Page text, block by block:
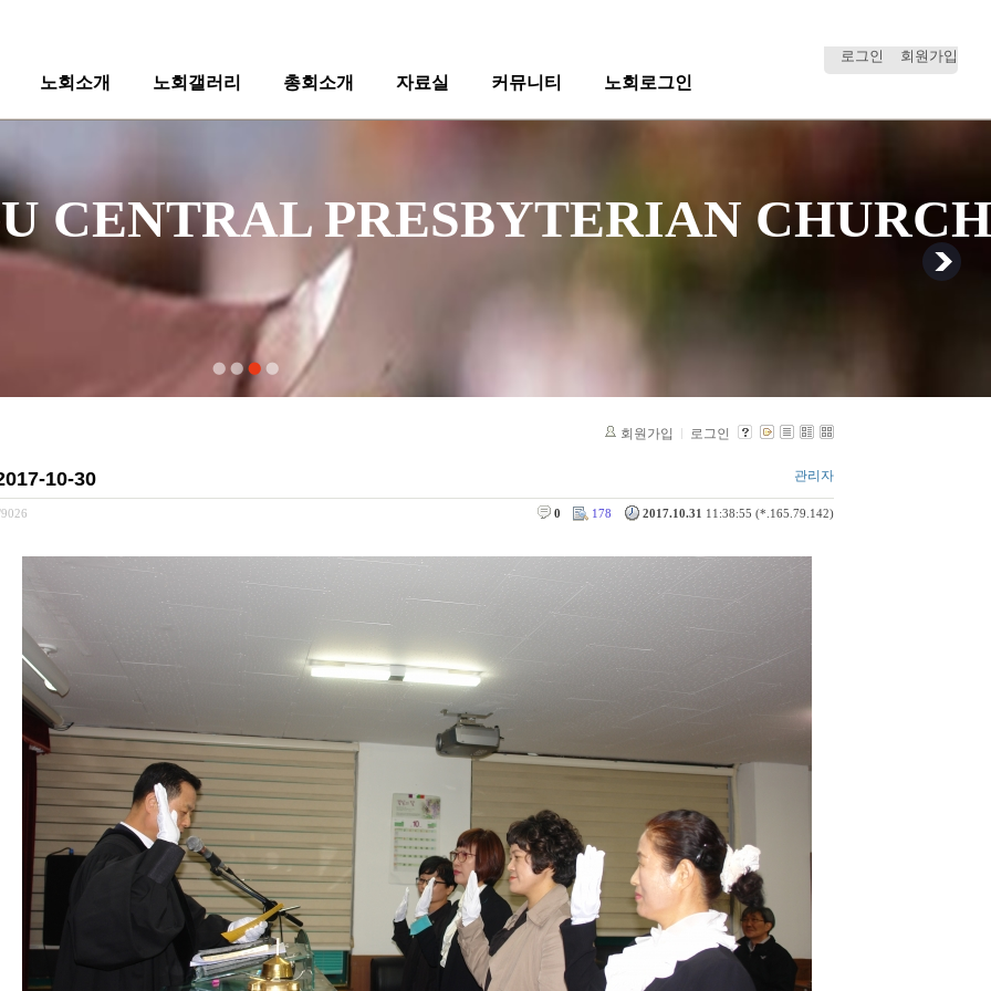
회원가입
로그인
노회소개 노회갤러리 총회소개 자료실 커뮤니티 노회로그인
DAEGU CENTRAL PRESBYTERIAN CHURCH
회원가입 로그인
10-30 관리자
2017.10.31 11:38:55 (*.165.79.142)
178
0